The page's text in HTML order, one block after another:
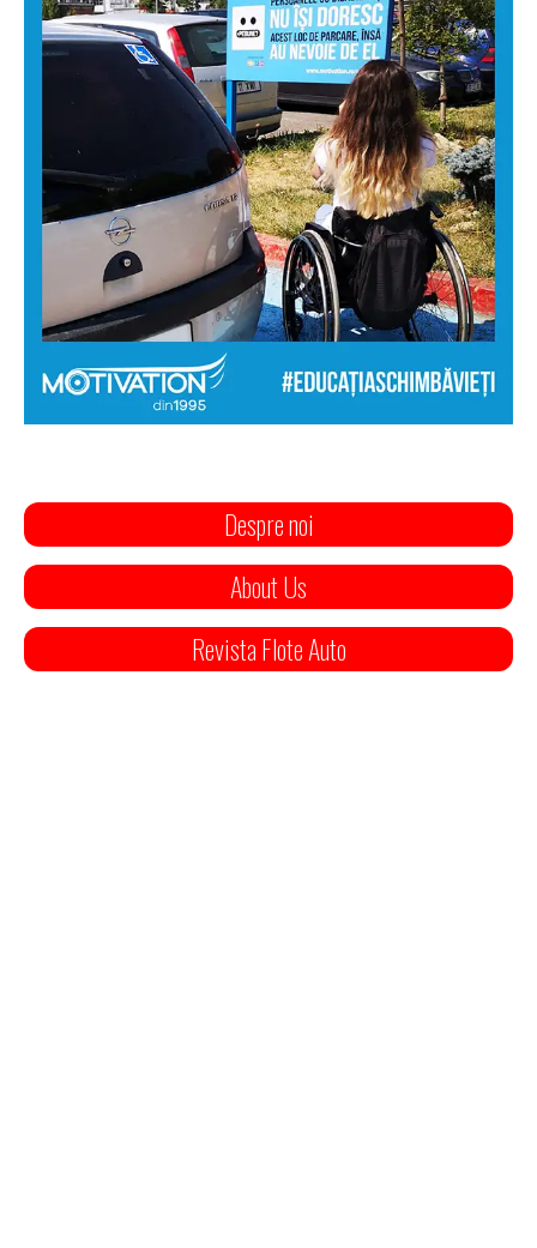
Despre noi
About Us
Revista Flote Auto